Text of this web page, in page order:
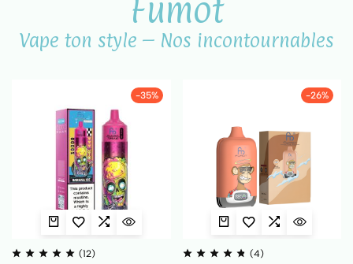
Fumot
Vape ton style – Nos incontournables
-35%
(12)
-26%
(4)